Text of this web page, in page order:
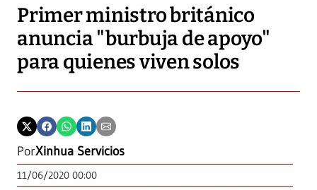
Primer ministro británico
anuncia "burbuja de apoyo"
para quienes viven solos
PorXinhua Servicios
11/06/2020 00:00